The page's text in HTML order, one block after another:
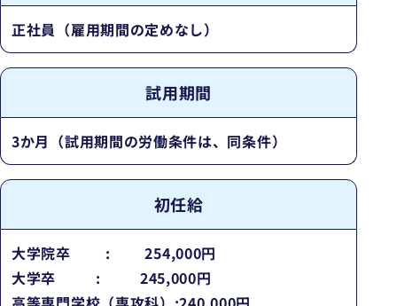
正社員（雇用期間の定めなし）
試用期間
3か月（試用期間の労働条件は、同条件）
初任給
大学院卒 :
254,000円
大学卒
:
245,000円